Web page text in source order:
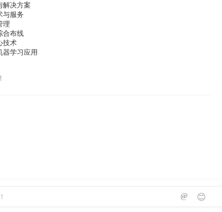
解决方案
与服务
理
合布线
技术
器学习应用
@ 😊